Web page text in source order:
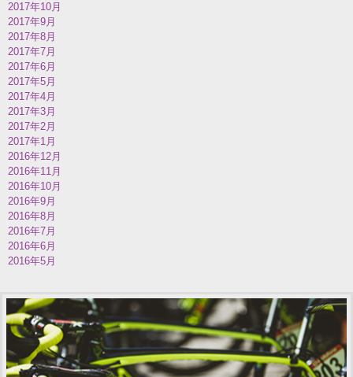
2017年10月
2017年9月
2017年8月
2017年7月
2017年6月
2017年5月
2017年4月
2017年3月
2017年2月
2017年1月
2016年12月
2016年11月
2016年10月
2016年9月
2016年8月
2016年7月
2016年6月
2016年5月